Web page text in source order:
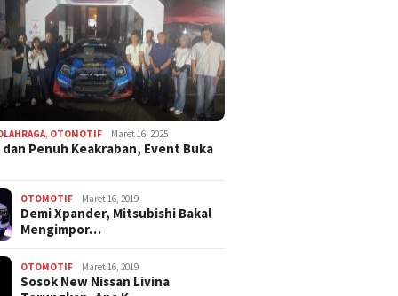
, OTOMOTIF Maret 16, 2025
Penuh Keakraban, Event Buka
OTOMOTIF Maret 16, 2019
Demi Xpander, Mitsubishi Bakal
Mengimpor…
OTOMOTIF Maret 16, 2019
Sosok New Nissan Livina